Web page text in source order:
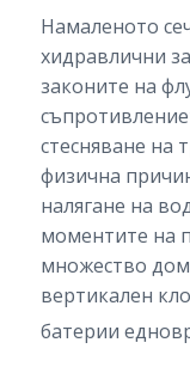
Намаленото
хидравлични
законите на
стесняване на
физична
налягане на
моментите на
множество
вертикален
батерии